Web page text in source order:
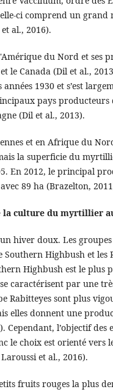
ci comprend un grand
al., 2016).
du Nord et ses
le Canada (Dil et al.,
1930 et s’est
pays
(Dil et al., 2013).
et en Afrique du
la superficie du
En 2012, le principal
89 ha (Brazelton,
la culture du myrtillier
hiver doux. Les
Highbush et les
Highbush est le plus
caractérisent par une
Rabitteyes sont plus
elles donnent une
Cependant, l’objectif des
le choix est orienté vers
et al., 2016).
fruits rouges la plus